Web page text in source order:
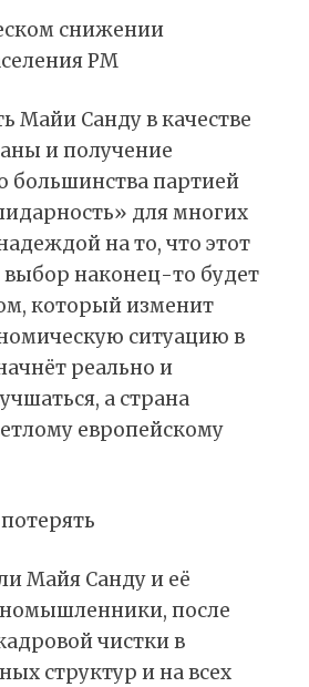
снижении
РМ
Майи Санду в качестве
и получение
большинства партией
для многих
на то, что этот
наконец-то будет
который изменит
ситуацию в
реально и
а страна
европейскому
Майя Санду и её
после
чистки в
структур и на всех